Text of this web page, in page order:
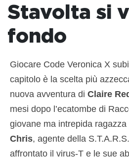
Stavolta si
fondo
Giocare Code Veronica X
capitolo è la scelta più
nuova avventura di Claire
mesi dopo l’ecatombe di
giovane ma intrepida
Chris, agente della
affrontato il virus-T e le sue